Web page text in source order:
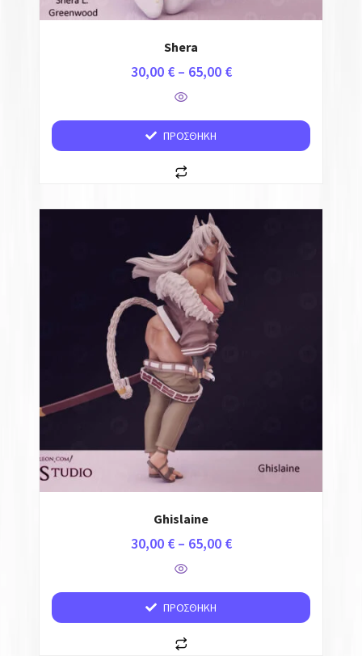
Shera
30,00 € – 65,00 €
ΠΡΟΣΘΉΚΗ
Ghislaine
30,00 € – 65,00 €
ΠΡΟΣΘΉΚΗ